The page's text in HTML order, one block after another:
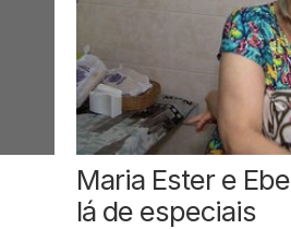
Maria Ester e
lá de especiais